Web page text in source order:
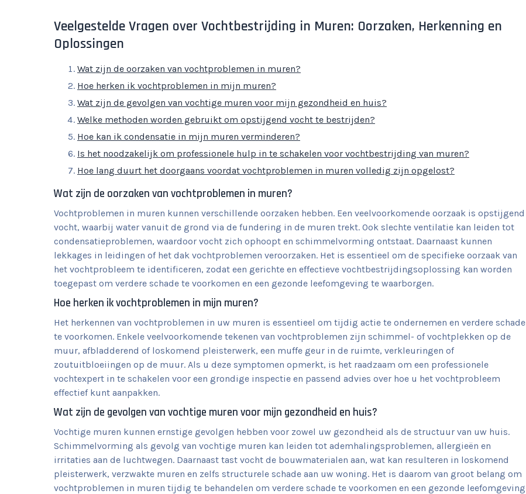
Veelgestelde Vragen over Vochtbestrijding in Muren: Oorzaken, Herkenning en
Oplossingen
Wat zijn de oorzaken van vochtproblemen in muren?
Hoe herken ik vochtproblemen in mijn muren?
Wat zijn de gevolgen van vochtige muren voor mijn gezondheid en huis?
Welke methoden worden gebruikt om opstijgend vocht te bestrijden?
Hoe kan ik condensatie in mijn muren verminderen?
Is het noodzakelijk om professionele hulp in te schakelen voor vochtbestrijding van muren?
Hoe lang duurt het doorgaans voordat vochtproblemen in muren volledig zijn opgelost?
Wat zijn de oorzaken van vochtproblemen in muren?
Vochtproblemen in muren kunnen verschillende oorzaken hebben. Een veelvoorkomende oorzaak is opstijgend
vocht, waarbij water vanuit de grond via de fundering in de muren trekt. Ook slechte ventilatie kan leiden tot
condensatieproblemen, waardoor vocht zich ophoopt en schimmelvorming ontstaat. Daarnaast kunnen
lekkages in leidingen of het dak vochtproblemen veroorzaken. Het is essentieel om de specifieke oorzaak van
het vochtprobleem te identificeren, zodat een gerichte en effectieve vochtbestrijdingsoplossing kan worden
toegepast om verdere schade te voorkomen en een gezonde leefomgeving te waarborgen.
Hoe herken ik vochtproblemen in mijn muren?
Het herkennen van vochtproblemen in uw muren is essentieel om tijdig actie te ondernemen en verdere schade
te voorkomen. Enkele veelvoorkomende tekenen van vochtproblemen zijn schimmel- of vochtplekken op de
muur, afbladderend of loskomend pleisterwerk, een muffe geur in de ruimte, verkleuringen of
zoutuitbloeiingen op de muur. Als u deze symptomen opmerkt, is het raadzaam om een professionele
vochtexpert in te schakelen voor een grondige inspectie en passend advies over hoe u het vochtprobleem
effectief kunt aanpakken.
Wat zijn de gevolgen van vochtige muren voor mijn gezondheid en huis?
Vochtige muren kunnen ernstige gevolgen hebben voor zowel uw gezondheid als de structuur van uw huis.
Schimmelvorming als gevolg van vochtige muren kan leiden tot ademhalingsproblemen, allergieën en
irritaties aan de luchtwegen. Daarnaast tast vocht de bouwmaterialen aan, wat kan resulteren in loskomend
pleisterwerk, verzwakte muren en zelfs structurele schade aan uw woning. Het is daarom van groot belang om
vochtproblemen in muren tijdig te behandelen om verdere schade te voorkomen en een gezonde leefomgeving